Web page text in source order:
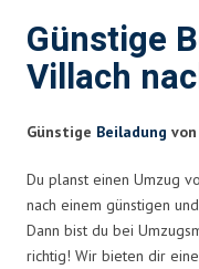
Günstige
Villach
Günstige Beiladung
Du planst einen Umzug
nach einem günstigen
Dann bist du bei
richtig! Wir bieten dir